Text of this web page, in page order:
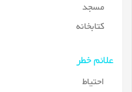
مسجد
کتابخانه
علائم خطر
احتیاط